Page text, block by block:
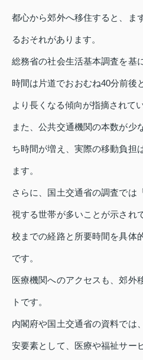
都心から郊外へ移住すると、ま
るおそれがあります。
総務省の社会生活基本調査を基
時間は片道でおおむね40分前後
より長くなる傾向が指摘されてい
また、公共交通機関の本数が少
ち時間が増え、実際の移動負担
ます。
さらに、国土交通省の調査では
視する世帯が多いことが示され
校までの経路と所要時間を具体
です。
医療機関へのアクセスも、郊外
トです。
内閣府や国土交通省の資料では
安要素として、医療や福祉サー